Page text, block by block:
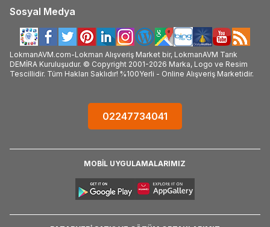
Sosyal Medya
LokmanAVM.com-Lokman Alışveriş Market bir, LokmanAVM Tarık
DEMİRA Kuruluşudur. © Copyright 2001-2026 Marka, Logo ve Resim
Tescillidir. Tüm Hakları Saklıdır! %100Yerli - Online Alışveriş Marketidir.
02247734041
MOBİL UYGULAMALARIMIZ